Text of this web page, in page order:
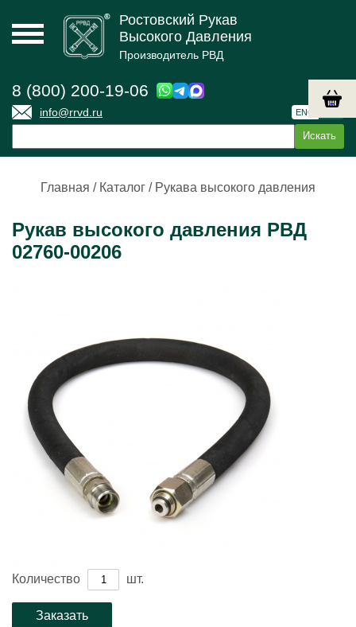
Ростовский Рукав
Высокого Давления
Производитель РВД
8 (800) 200-19-06
info@rrvd.ru ENG
Главная / Каталог / Рукава высокого давления
Рукав высокого давления РВД
02760-00206
Количество шт.